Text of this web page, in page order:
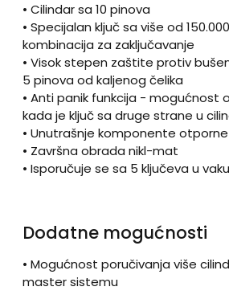
• Cilindar sa 10 pinova
• Specijalan ključ sa više od
kombinacija za zaključavanje
• Visok stepen zaštite protiv
5 pinova od kaljenog čelika
• Anti panik funkcija - mogućnost
kada je ključ sa druge strane u
• Unutrašnje komponente
• Završna obrada nikl-mat
• Isporučuje se sa 5 ključeva u
Dodatne mogućnosti
• Mogućnost poručivanja više
master sistemu